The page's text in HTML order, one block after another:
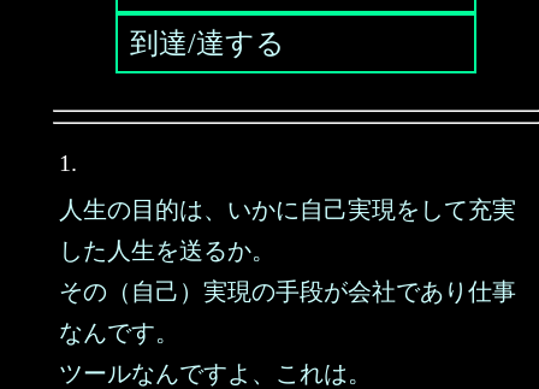
到達/達する
1.
人生の目的は、いかに自己実現をして充実
した人生を送るか。
その（自己）実現の手段が会社であり仕事
なんです。
ツールなんですよ、これは。